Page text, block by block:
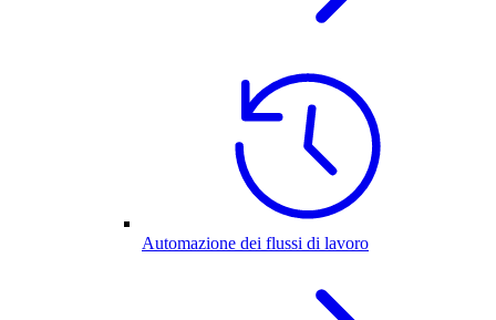
Automazione dei flussi di lavoro